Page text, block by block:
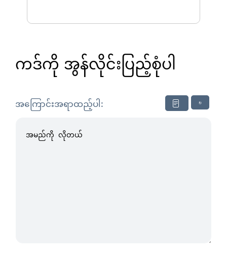
ကဒ်ကို အွန်လိုင်းပြည့်စုံပါ
↻
အကြောင်းအရာထည့်ပါ: